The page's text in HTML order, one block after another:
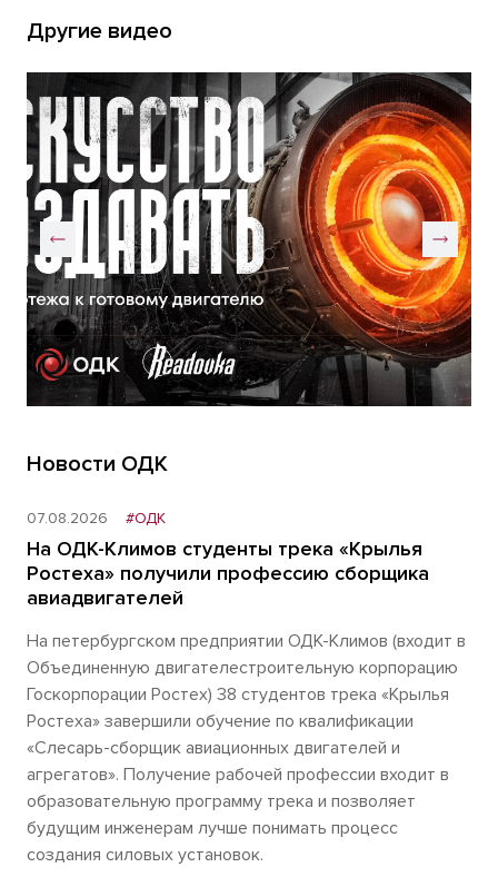
Другие видео
Новости ОДК
07.08.2026 #ОДК
На ОДК-Климов студенты трека «Крылья
Ростеха» получили профессию сборщика
авиадвигателей
На петербургском предприятии ОДК-Климов (входит в
Объединенную двигателестроительную корпорацию
Госкорпорации Ростех) 38 студентов трека «Крылья
Ростеха» завершили обучение по квалификации
«Слесарь-сборщик авиационных двигателей и
агрегатов». Получение рабочей профессии входит в
образовательную программу трека и позволяет
будущим инженерам лучше понимать процесс
создания силовых установок.